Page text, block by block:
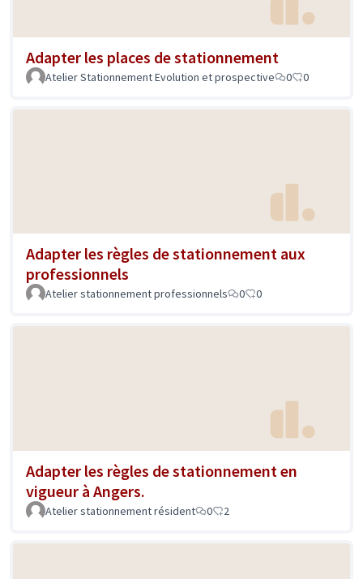
Adapter les places de stationnement
Atelier Stationnement Evolution et prospective 0 0
Adapter les règles de stationnement aux
professionnels
Atelier stationnement professionnels 0 0
Adapter les règles de stationnement en
vigueur à Angers.
Atelier stationnement résident 0 2